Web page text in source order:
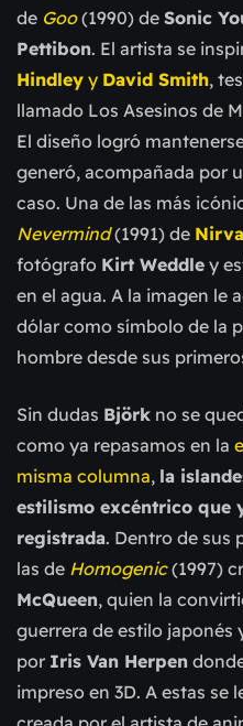
de Goo (1990) de Sonic
Pettibon. El artista se
Hindley y David Smith,
llamado Los Asesinos de
El diseño logró
generó, acompañada por
caso. Una de las más
Nevermind(1991) de
fotógrafo Kirt Weddle y
en el agua. A la imagen le
dólar como símbolo de la
hombre desde sus
Sin dudas Björk no se
como ya repasamos en la
misma columna, la
estilismo excéntrico que
registrada. Dentro de sus
las de Homogenic(1997)
McQueen, quien la
guerrera de estilo japonés
por Iris Van Herpen
impreso en 3D. A estas se